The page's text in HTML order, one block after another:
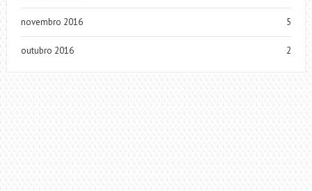
novembro 2016 5
outubro 2016 2